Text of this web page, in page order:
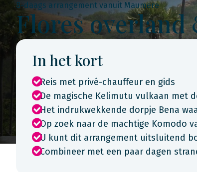
8-daags arrangement vanuit Maumere
Flores overland
In het kort
Reis met privé-chauffeur en gids
De magische Kelimutu vulkaan met
Het indrukwekkende dorpje Bena
Op zoek naar de machtige Komodo
U kunt dit arrangement uitsluitend
Combineer met een paar dagen